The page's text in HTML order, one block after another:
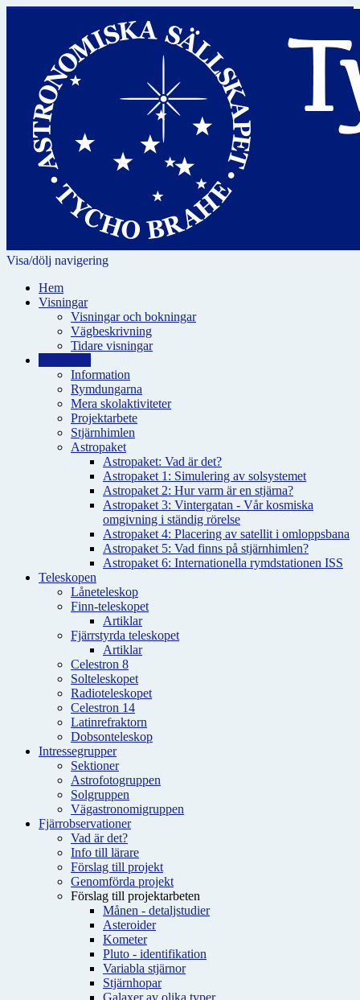
Visa/dölj navigering
Hem
Visningar
Visningar och bokningar
Vägbeskrivning
Tidare visningar
Information
Rymdungarna
Mera skolaktiviteter
Projektarbete
Stjärnhimlen
Astropaket
Astropaket: Vad är det?
Astropaket 1: Simulering av solsystemet
Astropaket 2: Hur varm är en stjärna?
Astropaket 3: Vintergatan - Vår kosmiska
omgivning i ständig rörelse
Astropaket 4: Placering av satellit i omloppsbana
Astropaket 5: Vad finns på stjärnhimlen?
Astropaket 6: Internationella rymdstationen ISS
Teleskopen
Låneteleskop
Finn-teleskopet
Artiklar
Fjärrstyrda teleskopet
Artiklar
Celestron 8
Solteleskopet
Radioteleskopet
Celestron 14
Latinrefraktorn
Dobsonteleskop
Intressegrupper
Sektioner
Astrofotogruppen
Solgruppen
Vägastronomigruppen
Fjärrobservationer
Vad är det?
Info till lärare
Förslag till projekt
Genomförda projekt
Förslag till projektarbeten
Månen - detaljstudier
Asteroider
Kometer
Pluto - identifikation
Variabla stjärnor
Stjärnhopar
Galaxer av olika typer